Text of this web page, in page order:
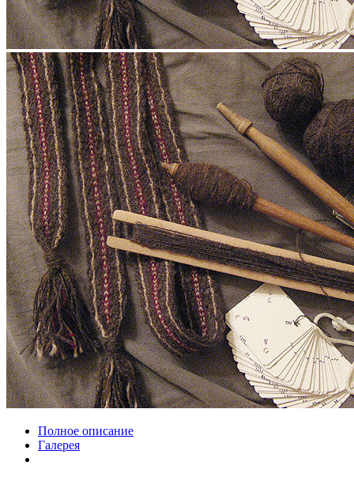
Полное описание
Галерея